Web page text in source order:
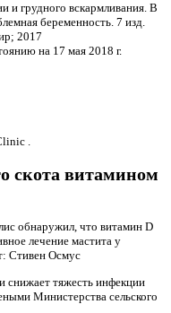
и грудного вскармливания. В
беременность. 7 изд.
2017
на 17 мая 2018 г.
.
скота витамином
обнаружил, что витамин D
лечение мастита у
Стивен Осмус
снижает тяжесть инфекции
Министерства сельского